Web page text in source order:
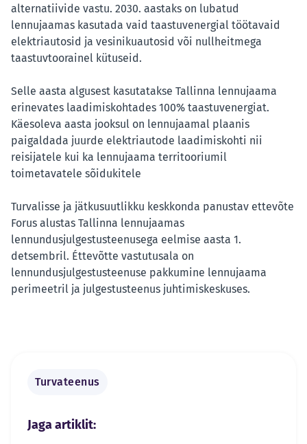
alternatiivide vastu. 2030. aastaks on lubatud
lennujaamas kasutada vaid taastuvenergial töötavaid
elektriautosid ja vesinikuautosid või nullheitmega
taastuvtoorainel kütuseid.
Selle aasta algusest kasutatakse Tallinna lennujaama
erinevates laadimiskohtades 100% taastuvenergiat.
Käesoleva aasta jooksul on lennujaamal plaanis
paigaldada juurde elektriautode laadimiskohti nii
reisijatele kui ka lennujaama territooriumil
toimetavatele sõidukitele
Turvalisse ja jätkusuutlikku keskkonda panustav ettevõte
Forus alustas Tallinna lennujaamas
lennundusjulgestusteenusega eelmise aasta 1.
detsembril. Éttevõtte vastutusala on
lennundusjulgestusteenuse pakkumine lennujaama
perimeetril ja julgestusteenus juhtimiskeskuses.
Turvateenus
Jaga artiklit: